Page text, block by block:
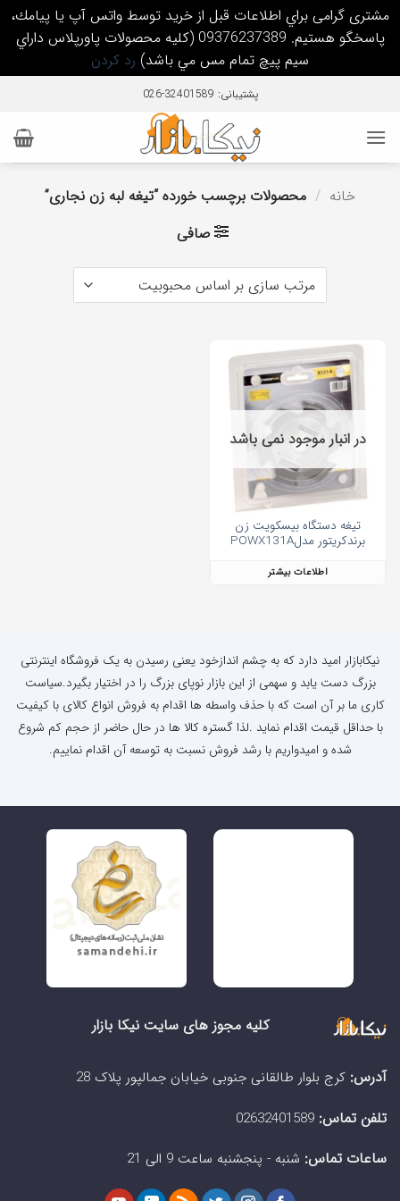
مشتری گرامی براي اطلاعات قبل از خريد توسط واتس آپ يا پيامك،
پاسخگو هستيم. 09376237389 (كليه محصولات پاورپلاس داراي
سيم پيچ تمام مس مي باشد) رد کردن
content
پشتیبانی: 32401589-026
خانه / محصولات برچسب خورده “تیغه لبه زن نجاری”
صافی
در انبار موجود نمی باشد
تیغه دستگاه بیسکویت زن
برندکریتور مدلPOWX131A
اطلاعات بیشتر
نیکابازار امید دارد که به چشم اندازخود یعنی رسیدن به یک فروشگاه اینترنتی
بزرگ دست یابد و سهمی از این بازار نوپای بزرگ را در اختیار بگیرد.سیاست
کاری ما بر آن است که با حذف واسطه ها اقدام به فروش انواع کالای با کیفیت
با حداقل قیمت اقدام نماید .لذا گستره کالا ها در حال حاضر از حجم کم شروع
شده و امیدواریم با رشد فروش نسبت به توسعه آن اقدام نماییم.
کلیه مجوز های سایت نیکا بازار
آدرس: کرج بلوار طالقانی جنوبی خیابان جمالپور پلاک 28
تلفن تماس: 02632401589
ساعات تماس: شنبه - پنجشنبه ساعت 9 الی 21